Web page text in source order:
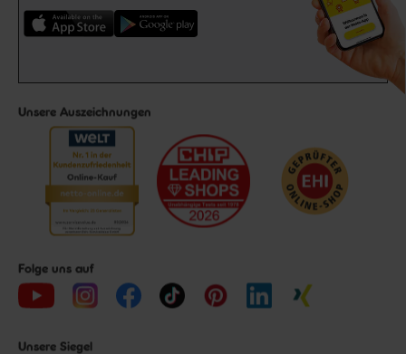
Unsere Auszeichnungen
Folge uns auf
Unsere Siegel